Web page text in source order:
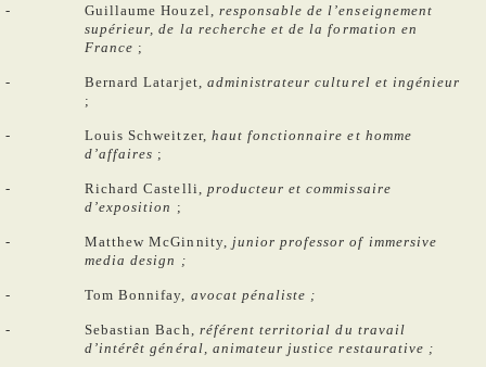
Guillaume Houzel, responsable de l’enseignement
supérieur, de la recherche et de la formation en
France ;
Bernard Latarjet, administrateur culturel et ingénieur
;
Louis Schweitzer, haut fonctionnaire et homme
d’affaires ;
Richard Castelli, producteur et commissaire
d’exposition ;
Matthew McGinnity, junior professor of immersive
media design ;
Tom Bonnifay, avocat pénaliste ;
Sebastian Bach, référent territorial du travail
d’intérêt général, animateur justice restaurative ;